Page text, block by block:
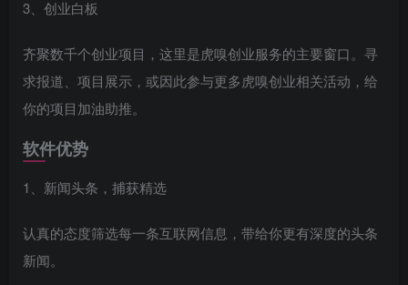
3、创业白板
齐聚数千个创业项目，这里是虎嗅创业服务的主要窗口。寻
求报道、项目展示，或因此参与更多虎嗅创业相关活动，给
你的项目加油助推。
软件优势
1、新闻头条，捕获精选
认真的态度筛选每一条互联网信息，带给你更有深度的头条
新闻。